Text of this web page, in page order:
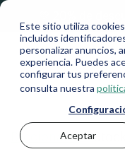
Este sitio utiliza
incluidos
personalizar anuncios,
experiencia. Puedes
configurar tus
consulta nuestra
Aceptar
💚 20% de
Diccionario>